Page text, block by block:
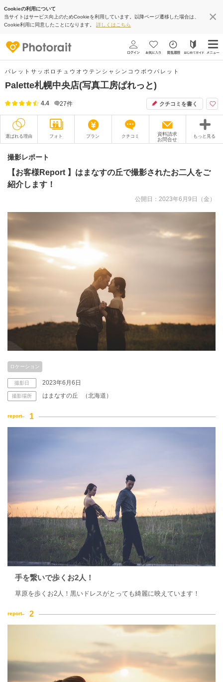
Cookieの利用について
当サイトはサービス向上のためCookieを利用しています。以降ページ遷移した場合は、
Cookie利用に同意したことになります。 詳しくはこちら
パレットサッポロチュウオウテンシャシンコウボウパレット
Palette札幌中央店(写真工房ぱれっと)
4.4 27件 クチコミを書く
選ばれる理由 フォト プラン クチコミ
資料請求
お問合せ
もっと見る
撮影レポート
衣装 ムービー
スタジオでの撮影 豊富なドレス
人気スポットでの撮影
家族・友人と撮影
撮影レポート
【お客様Report 】はまなすの丘で撮影されたお二人をご
紹介します！
公開日：2023年6月9日（金）
ロケーション
撮影日 2023年6月6日
撮影場所 はまなすの丘 （北海道）
手を繋いで歩くお2人！
草原を歩くお2人！黒いドレスがとっても綺麗に映えています！